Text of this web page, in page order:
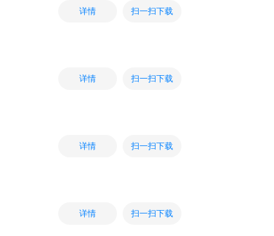
详情 扫一扫下载
详情 扫一扫下载
详情 扫一扫下载
详情 扫一扫下载